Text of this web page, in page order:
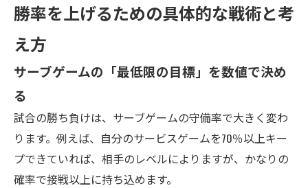
勝率を上げるための具体的な戦術と考
え方
サーブゲームの「最低限の目標」を数値で決め
る
試合の勝ち負けは、サーブゲームの守備率で大きく変わ
ります。例えば、自分のサービスゲームを70％以上キー
プできていれば、相手のレベルによりますが、かなりの
確率で接戦以上に持ち込めます。